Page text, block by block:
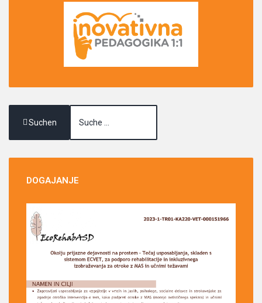
Suchen
DOGAJANJE